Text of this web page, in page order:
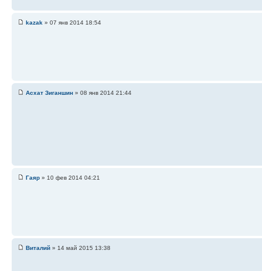
kazak » 07 янв 2014 18:54
Асхат Зиганшин » 08 янв 2014 21:44
Гаяр » 10 фев 2014 04:21
Виталий » 14 май 2015 13:38